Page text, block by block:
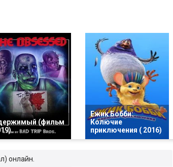
(фильм
Ежик Бобби:
Колючие
приключения ( 2016)
онлайн.